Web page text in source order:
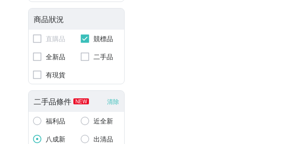
商品狀況
直購品
競標品
全新品
二手品
有現貨
二手品條件 NEW 清除
福利品
近全新
八成新
出清品